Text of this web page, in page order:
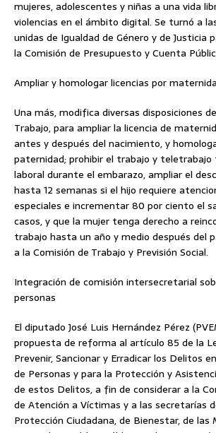
mujeres, adolescentes y niñas a una vida
violencias en el ámbito digital. Se turnó a
unidas de Igualdad de Género y de Justicia
la Comisión de Presupuesto y Cuenta
Ampliar y homologar licencias por
Una más, modifica diversas disposiciones
Trabajo, para ampliar la licencia de
antes y después del nacimiento, y
paternidad; prohibir el trabajo y teletrabajo
laboral durante el embarazo, ampliar el
hasta 12 semanas si el hijo requiere
especiales e incrementar 80 por ciento el
casos, y que la mujer tenga derecho a
trabajo hasta un año y medio después del
a la Comisión de Trabajo y Previsión Social.
Integración de comisión intersecretarial
personas
El diputado José Luis Hernández Pérez
propuesta de reforma al artículo 85 de la
Prevenir, Sancionar y Erradicar los Delitos
de Personas y para la Protección y
de estos Delitos, a fin de considerar a la
de Atención a Víctimas y a las secretarías
Protección Ciudadana, de Bienestar, de las